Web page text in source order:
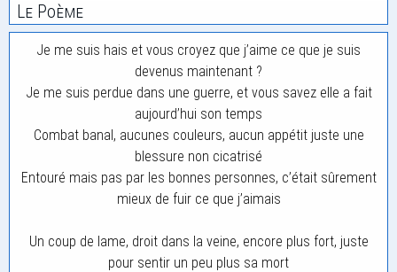
Le Poème
Je me suis hais et vous croyez que j’aime ce que je suis
devenus maintenant ?
Je me suis perdue dans une guerre, et vous savez elle a fait
aujourd’hui son temps
Combat banal, aucunes couleurs, aucun appétit juste une
blessure non cicatrisé
Entouré mais pas par les bonnes personnes, c’était sûrement
mieux de fuir ce que j’aimais
Un coup de lame, droit dans la veine, encore plus fort, juste
pour sentir un peu plus sa mort